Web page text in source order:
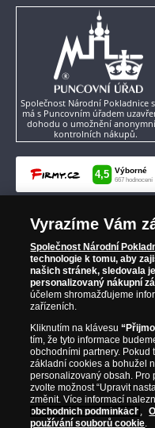
Společnost Národní Pokladnice
má s Puncovním úřadem
dohodu o umožnění
kontrolních nákupů.
Vyrazíme Vám
Společnost Národní
technologie k tomu, aby
našich stránek, sledovala
personalizovaný nákupní
účelem shromažďujeme
zařízeních.
Kliknutím na klávesu
tím, že tyto informace
obchodními partnery. Pokud
základní cookies a bohužel
personalizovaný obsah. Pro
zvolte možnost “Upravit
změnit. Více informací
obchodních podmínkách ,
používání souborů cookie.